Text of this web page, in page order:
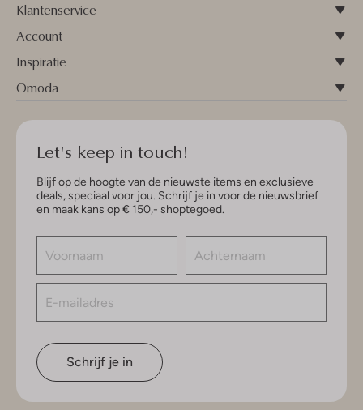
Klantenservice
Account
Inspiratie
Omoda
Let's keep in touch!
Blijf op de hoogte van de nieuwste items en exclusieve
deals, speciaal voor jou. Schrijf je in voor de nieuwsbrief
en maak kans op € 150,- shoptegoed.
Schrijf je in